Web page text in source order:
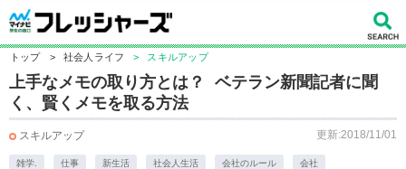
トップ > 社会人ライフ > スキルアップ
上手なメモの取り方とは？ ベテラン新聞記者に聞
く、賢くメモを取る方法
スキルアップ 更新:2018/11/01
雑学. 仕事 新生活 社会人生活 会社のルール 会社